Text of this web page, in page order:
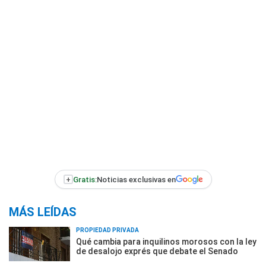
+ Gratis:Noticias exclusivas en
MÁS LEÍDAS
PROPIEDAD PRIVADA
Qué cambia para inquilinos morosos con la ley
de desalojo exprés que debate el Senado